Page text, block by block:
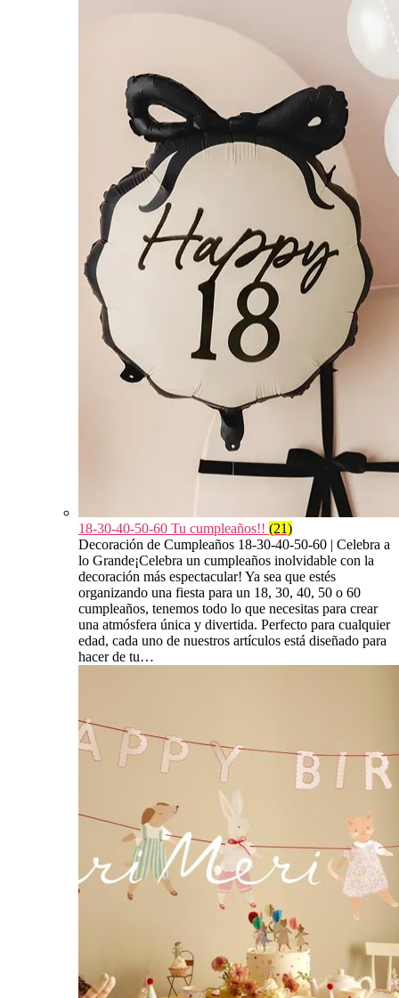
18-30-40-50-60 Tu cumpleaños!! (21)
Decoración de Cumpleaños 18-30-40-50-60 | Celebra a
lo Grande¡Celebra un cumpleaños inolvidable con la
decoración más espectacular! Ya sea que estés
organizando una fiesta para un 18, 30, 40, 50 o 60
cumpleaños, tenemos todo lo que necesitas para crear
una atmósfera única y divertida. Perfecto para cualquier
edad, cada uno de nuestros artículos está diseñado para
hacer de tu…